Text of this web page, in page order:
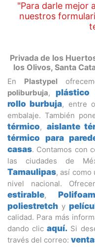
"Para darle mejor
nuestros
Privada de los
los Olivos, Santa
En Plastypel
poliburbuja,plástico
rollo burbuja, entre
embalaje. También
térmico, aislante
térmico para
casas. Contamos con
las ciudades de
Tamaulipas, así como
nivel nacional.
estirable, Polifoam
poliestretch y
calidad. Para más
dando clicaquí. Si
través del correo: